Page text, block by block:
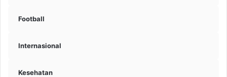
Football
Internasional
Kesehatan